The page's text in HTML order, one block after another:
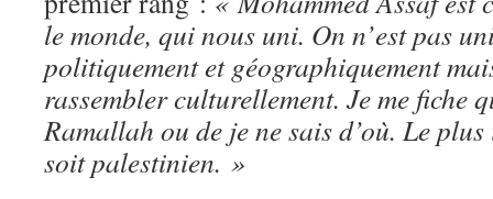
le monde, qui nous uni. On n’est pas
politiquement et géographiquement
rassembler culturellement. Je me fiche
Ramallah ou de je ne sais d’où. Le
soit palestinien. »